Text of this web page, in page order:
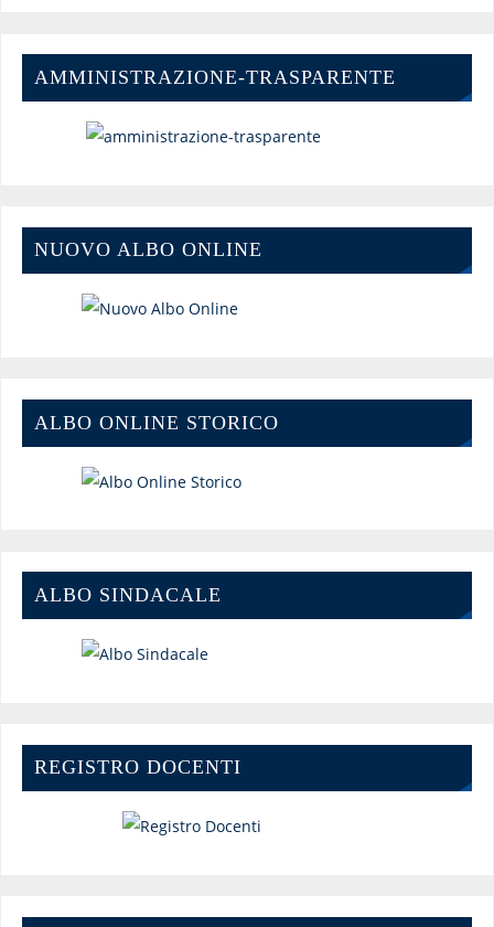
AMMINISTRAZIONE-TRASPARENTE
NUOVO ALBO ONLINE
ALBO ONLINE STORICO
ALBO SINDACALE
REGISTRO DOCENTI